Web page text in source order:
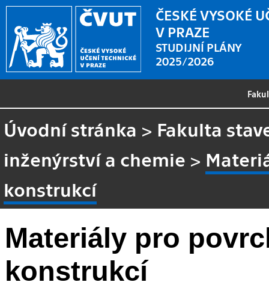
ČESKÉ VYSOKÉ
V PRAZE
STUDIJNÍ PLÁNY
2025/2026
Úvodní stránka > Fakulta
inženýrství a chemie >
konstrukcí
Materiály pro
konstrukcí